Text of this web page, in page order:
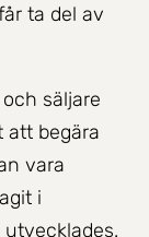
ta del av
säljare
att begära
vara
i